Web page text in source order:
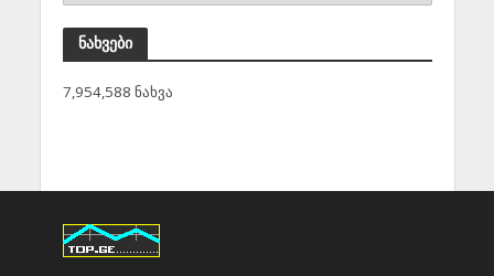
ნახვები
7,954,588 ნახვა